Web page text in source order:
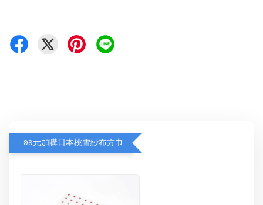
99元加購日本桃雪紗布方巾